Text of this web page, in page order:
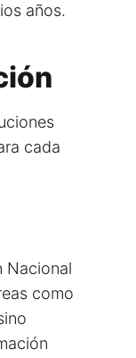
años.
cada
Nacional
como